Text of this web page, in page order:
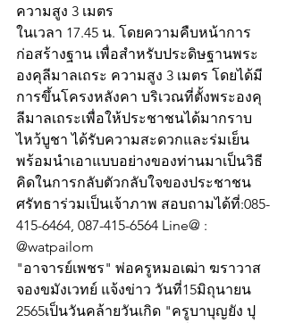
ความสูง 3 เมตร
ในเวลา 17.45 น. โดยความคืบหน้าการ
ก่อสร้างฐาน เพื่อสำหรับประดิษฐานพระ
องคุลีมาลเถระ ความสูง 3 เมตร โดยได้มี
การขึ้นโครงหลังคา บริเวณที่ตั้งพระองคุ
ลีมาลเถระเพื่อให้ประชาชนได้มากราบ
ไหว้บูชา ได้รับความสะดวกและร่มเย็น
พร้อมนำเอาแบบอย่างของท่านมาเป็นวิธี
คิดในการกลับตัวกลับใจของประชาชน
ศรัทธาร่วมเป็นเจ้าภาพ สอบถามได้ที่:085-
415-6464, 087-415-6564 Line@ :
@watpailom
"อาจารย์เพชร" พ่อครูหมอเฒ่า ฆราวาส
จองขมังเวทย์ แจ้งข่าว วันที่15มิถุนายน
2565เป็นวันคล้ายวันเกิด "ครูบาบุญยัง ปุ